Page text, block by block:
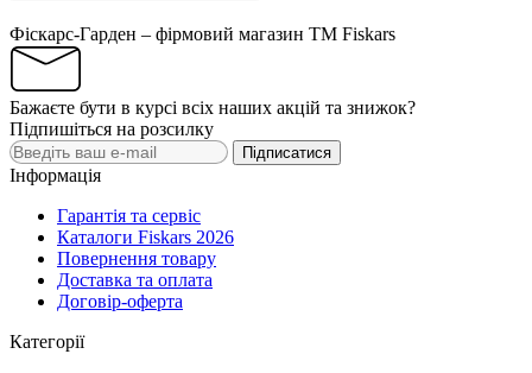
Фіскарс-Гарден – фірмовий магазин TM Fiskars
Бажаєте бути в курсі всіх наших акцій та знижок?
Підпишіться на розсилку
Підписатися
Інформація
Гарантія та сервіс
Каталоги Fiskars 2026
Повернення товару
Доставка та оплата
Договір-оферта
Категорії